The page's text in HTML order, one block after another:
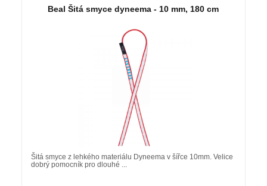
Beal Šitá smyce dyneema - 10 mm, 180 cm
Šitá smyce z lehkého materiálu Dyneema v šířce 10mm. Velice
dobrý pomocník pro dlouhé ...